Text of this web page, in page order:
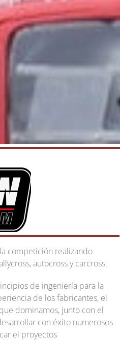
competición realizando
autocross y carcross.
de ingeniería para la
de los fabricantes, el
dominamos, junto con el
con éxito numerosos
el proyectos